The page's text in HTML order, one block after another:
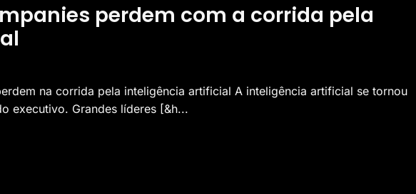
perdem com a corrida pela
na corrida pela inteligência artificial A inteligência artificial se tornou
executivo. Grandes líderes [&h...